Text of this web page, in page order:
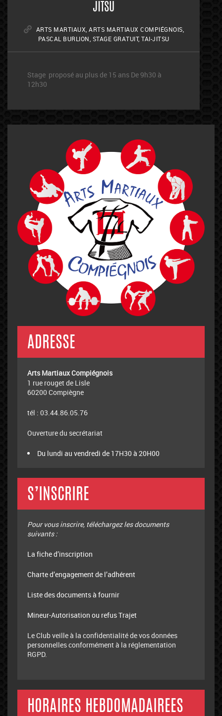
JITSU
ARTS MARTIAUX ,ARTS MARTIAUX COMPIÉGNOIS
PASCAL BURLION STAGE GRATUIT, TAI-JITSU
Stage proposé au plus de 15 ans De 9h30 à
12h30
ADRESSE
Arts Martiaux Compiégnois
1 rue rouget de Lisle
60200 Compiègne
tél : 03.44.86.05.76
Ouverture du secrétariat
Du lundi au vendredi de 17H30 à 20H00
S’INSCRIRE
Pour vous inscrire, téléchargez les documents
suivants :
La fiche d’inscription
Charte d’engagement de l’adhérent
Liste des documents à fournir
Mineur-Autorisation ou refus Trajet
Le Club veille à la confidentialité de vos données
personnelles conformément à la réglementation
RGPD.
HORAIRES HEBDOMADAIREES